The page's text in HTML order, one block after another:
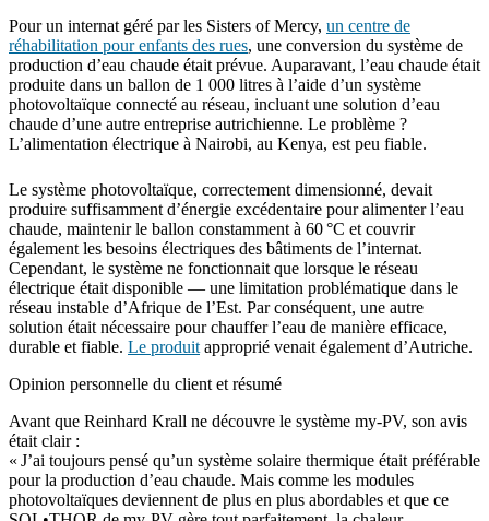
Pour un internat géré par les Sisters of Mercy, un centre de
réhabilitation pour enfants des rues, une conversion du système de
production d’eau chaude était prévue. Auparavant, l’eau chaude était
produite dans un ballon de 1 000 litres à l’aide d’un système
photovoltaïque connecté au réseau, incluant une solution d’eau
chaude d’une autre entreprise autrichienne. Le problème ?
L’alimentation électrique à Nairobi, au Kenya, est peu fiable.
Le système photovoltaïque, correctement dimensionné, devait
produire suffisamment d’énergie excédentaire pour alimenter l’eau
chaude, maintenir le ballon constamment à 60 °C et couvrir
également les besoins électriques des bâtiments de l’internat.
Cependant, le système ne fonctionnait que lorsque le réseau
électrique était disponible — une limitation problématique dans le
réseau instable d’Afrique de l’Est. Par conséquent, une autre
solution était nécessaire pour chauffer l’eau de manière efficace,
durable et fiable. Le produit approprié venait également d’Autriche.
Opinion personnelle du client et résumé
Avant que Reinhard Krall ne découvre le système my-PV, son avis
était clair :
« J’ai toujours pensé qu’un système solaire thermique était préférable
pour la production d’eau chaude. Mais comme les modules
photovoltaïques deviennent de plus en plus abordables et que ce